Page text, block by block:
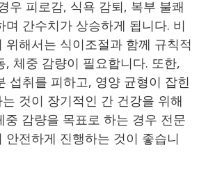
우 피로감, 식욕 감퇴, 복부 불쾌
며 간수치가 상승하게 됩니다. 비
위해서는 식이조절과 함께 규칙적
, 체중 감량이 필요합니다. 또한,
섭취를 피하고, 영양 균형이 잡힌
것이 장기적인 간 건강을 위해
중 감량을 목표로 하는 경우 전문
안전하게 진행하는 것이 좋습니